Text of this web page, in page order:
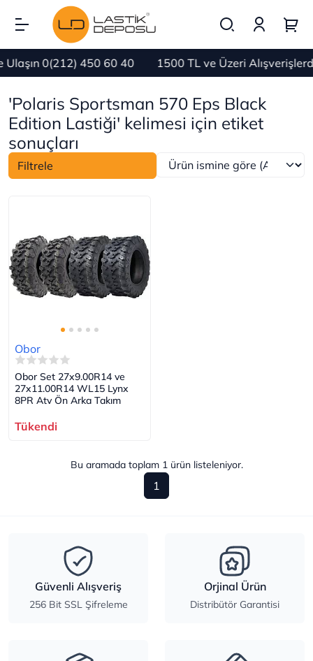
0(212) 450 60 40 1500 TL ve Üzeri
'Polaris Sportsman 570 Eps Black
Edition Lastiği' kelimesi için etiket
sonuçları
Filtrele
Obor
Obor Set 27x9.00R14 ve
27x11.00R14 WL15 Lynx
8PR Atv Ön Arka Takım
Tükendi
Bu aramada toplam 1ürün listeleniyor.
1
Güvenli Alışveriş
256 Bit SSL Şifreleme
Orjinal Ürün
Distribütör Garantisi